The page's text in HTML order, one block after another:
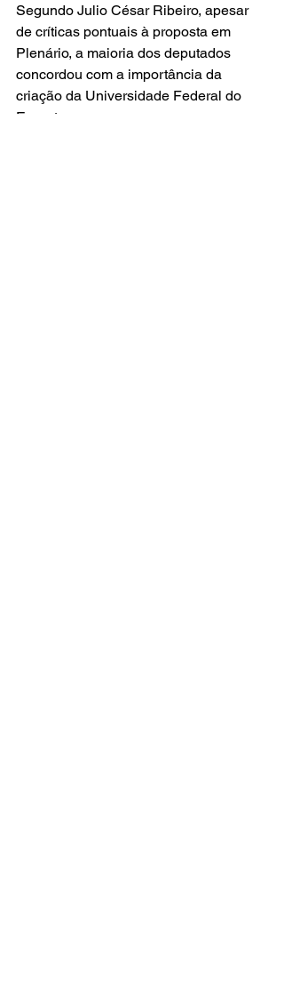
Segundo Julio César Ribeiro, apesar
de críticas pontuais à proposta em
Plenário, a maioria dos deputados
concordou com a importância da
criação da Universidade Federal do
Esporte.